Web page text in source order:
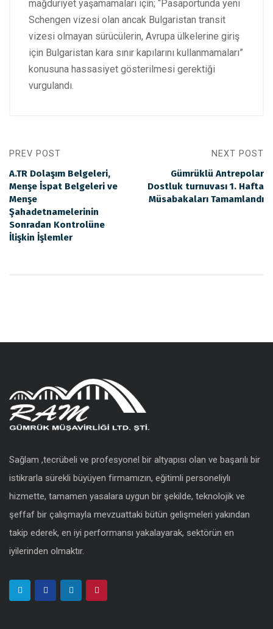
mağduriyet yaşamamaları için; “Pasaportunda yeni
Schengen vizesi olan ancak Bulgaristan transit
vizesi olmayan sürücülerin, Avrupa ülkelerine giriş
için Bulgaristan kara sınır kapılarını kullanmamaları”
konusuna hassasiyet gösterilmesi gerektiği
vurgulandı.
PREV POST
A.TR Dolaşım Belgeleri,
Menşe İspat Belgeleri ve
Menşe
Şahadetnamelerinin
Sonradan Kontrolüne
İlişkin İşlemler
NEXT POST
Gümrüklü Antrepolar
Dostluk turnuvası 1. Hafta
Müsabakaları Tamamlandı
Sağlam ,tecrübeli ve profesyonel bir altyapısı olan ve başarılı bir
istikrarla sürekli büyüyen firmamızın, eğitimli personeliylı
hizmette, tamamen yasalara uygun bir şekilde, teknolojik ve
şeffaf bir çalışmayla mevzuattaki bütün gelişmeleri yakından
takip ederek, en iyi performansı yakalayarak, sektörün en
iyilerinden olmaktır.